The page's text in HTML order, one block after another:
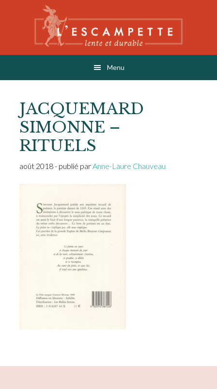
L'ESCAMPETTE
éditions lentes & durables
Menu
JACQUEMARD
SIMONNE –
RITUELS
août 2018- publié parAnne-Laure Chauveau